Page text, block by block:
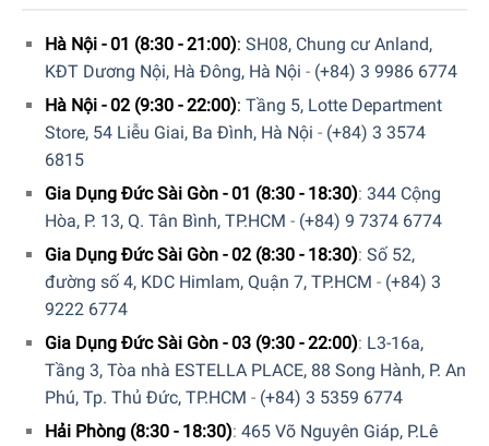
Hà Nội - 01 (8:30 - 21:00): SH08, Chung cư Anland,
KĐT Dương Nội, Hà Đông, Hà Nội - (+84) 3 9986 6774
Hà Nội - 02 (9:30 - 22:00): Tầng 5, Lotte Department
Store, 54 Liễu Giai, Ba Đình, Hà Nội - (+84) 3 3574
6815
Gia Dụng Đức Sài Gòn - 01 (8:30 - 18:30): 344 Cộng
Hòa, P. 13, Q. Tân Bình, TP.HCM - (+84) 9 7374 6774
Gia Dụng Đức Sài Gòn - 02 (8:30 - 18:30): Số 52,
đường số 4, KDC Himlam, Quận 7, TP.HCM - (+84) 3
9222 6774
Gia Dụng Đức Sài Gòn - 03 (9:30 - 22:00): L3-16a,
Tầng 3, Tòa nhà ESTELLA PLACE, 88 Song Hành, P. An
Phú, Tp. Thủ Đức, TP.HCM - (+84) 3 5359 6774
Hải Phòng (8:30 - 18:30): 465 Võ Nguyên Giáp, P.Lê